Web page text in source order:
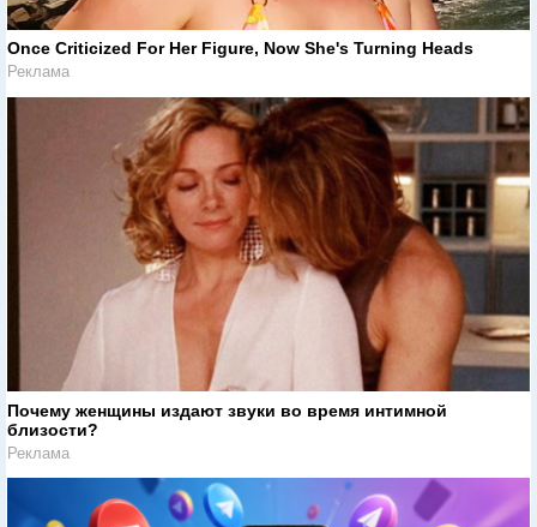
Once Criticized For Her Figure, Now She's Turning Heads
Реклама
Почему женщины издают звуки во время интимной
близости?
Реклама